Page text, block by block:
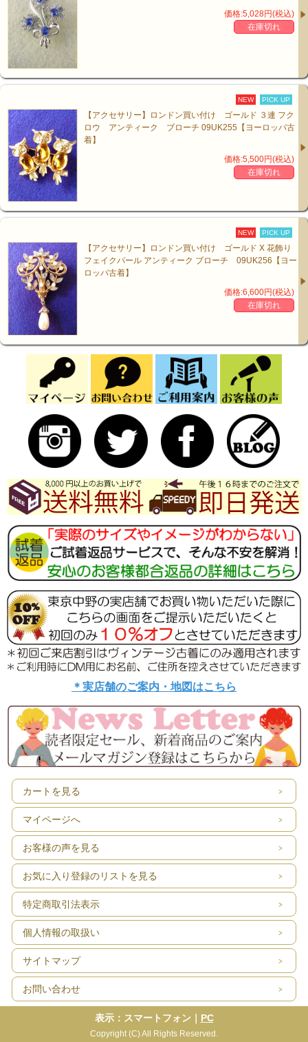
□ 商品名・商品コード
ロンドン買い付けロシアンゴールドXピンクXグリーン
ラインストーン花飾り アンティークブローチ
□ 素材/伸縮性/透け感 :
□ サイズ:
□ コンディション:
清楚な花飾りをモチーフにした１点モノのアンティーク
ブローチ♪
クラシカルな美しさをたたえた上品で華麗なデザインが
目を引きます
ロシアンゴールドメタルのボディーに
花芯にはピンクとグリーンのラインストーンを交互に埋
めこまれ
花芯より花びらが放射状にバランスよく配された上品な
仕上げとなっております。
フォーマルな場やパーティにもご活用いただけます。
セーフティーキャッチ付きのピンです。
長く大事にされてきたので
コンディションは非常に良好に
大変美しい１点モノのブローチです。
価格:5,028円(税込)
在庫切れ
NEW PICK UP
【アクセサリー】ロンドン買い付け ゴールド ３連 フク
ロウ アンティーク ブローチ 09UK255【ヨーロッパ古
着】
価格:5,500円(税込)
在庫切れ
NEW PICK UP
【アクセサリー】ロンドン買い付け ゴールド X 花飾り
フェイクパール アンティーク ブローチ 09UK256【ヨー
ロッパ古着】
価格:6,600円(税込)
在庫切れ
＊実店舗のご案内・地図はこちら
カートを見る
マイページへ
お客様の声を見る
お気に入り登録のリストを見る
特定商取引法表示
個人情報の取扱い
サイトマップ
お問い合わせ
表示：スマートフォン｜ PC
Copyright (C) All Rights Reserved.